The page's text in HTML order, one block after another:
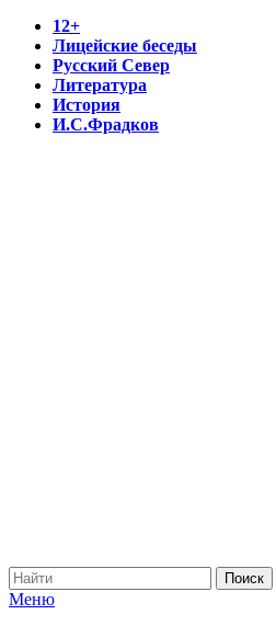
12+
Лицейские беседы
Русский Север
Литература
История
И.С.Фрадков
Меню